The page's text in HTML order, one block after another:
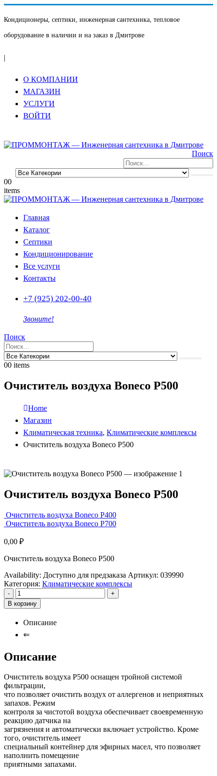
Кондиционеры, септики, инженерная сантехника, тепловое
оборудование в наличии и на заказ в Дмитрове
|
О КОМПАНИИ
МАГАЗИН
УСЛУГИ
ВОЙТИ
Поиск
00
items
Главная
Каталог
Септики
Кондиционирование
Все услуги
Контакты
+7 (925) 202-00-40
Звоните!
Поиск
00 items
Очиститель воздуха Boneco P500
Home
Магазин
Климатическая техника, Климатические комплексы
Очиститель воздуха Boneco P500
Очиститель воздуха Boneco P500
Очиститель воздуха Boneco P400
Очиститель воздуха Boneco P700
0,00 ₽
Очиститель воздуха Boneco P500
Availability: Доступно для предзаказа Артикул: 039990
Категория: Климатические комплексы
-
+
В корзину
Описание
⇐
Описание
Очиститель воздуха P500 оснащен тройной системой
фильтрации,
что позволяет очистить воздух от аллергенов и неприятных
запахов. Режим
контроля за чистотой воздуха обеспечивает своевременную
реакцию датчика на
загрязнения и автоматически включает устройство. Кроме
того, очиститель имеет
специальный контейнер для эфирных масел, что позволяет
наполнить помещение
приятными запахами.